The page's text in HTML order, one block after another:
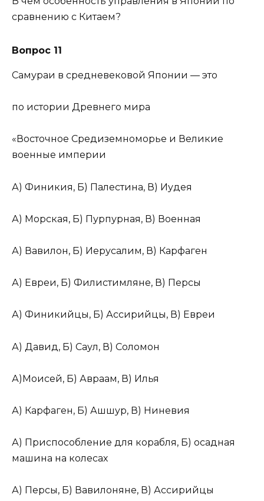
сравнению с Китаем?
Вопрос 11
Самураи в средневековой Японии — это
по истории Древнего мира
«Восточное Средиземноморье и Великие
военные империи
А) Финикия, Б) Палестина, В) Иудея
А) Морская, Б) Пурпурная, В) Военная
А) Вавилон, Б) Иерусалим, В) Карфаген
А) Евреи, Б) Филистимляне, В) Персы
А) Финикийцы, Б) Ассирийцы, В) Евреи
А) Давид, Б) Саул, В) Соломон
А)Моисей, Б) Авраам, В) Илья
А) Карфаген, Б) Ашшур, В) Ниневия
А) Приспособление для корабля, Б) осадная
машина на колесах
А) Персы, Б) Вавилоняне, В) Ассирийцы